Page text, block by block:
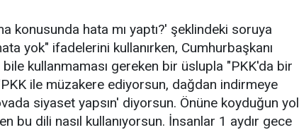
konusunda hata mı yaptı?' şeklindeki soruya
yok" ifadelerini kullanırken, Cumhurbaşkanı
kullanmaması gereken bir üslupla "PKK'da bir
ile müzakere ediyorsun, dağdan indirmeye
siyaset yapsın' diyorsun. Önüne koyduğun yol
bu dili nasıl kullanıyorsun. İnsanlar 1 aydır gece